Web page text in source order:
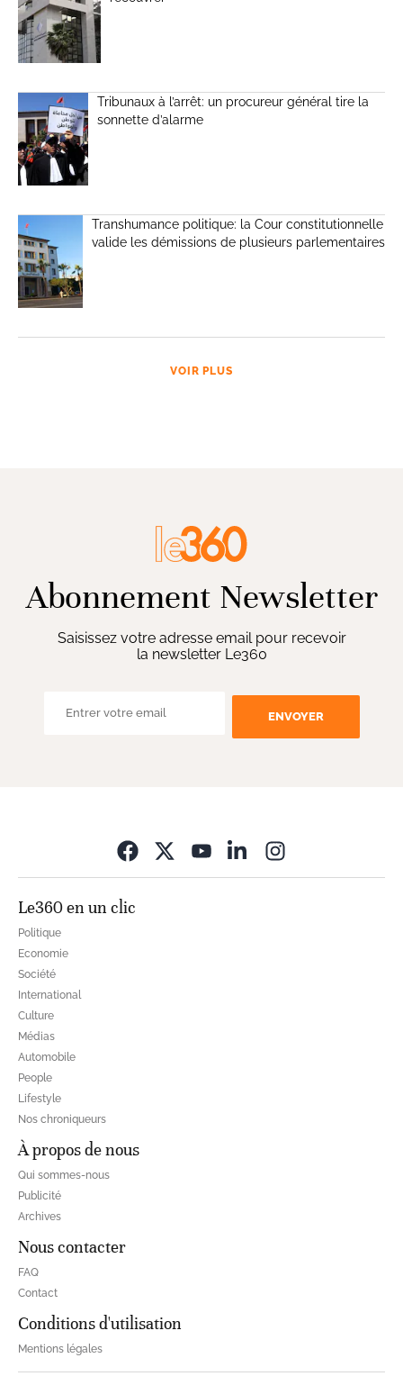
Tribunaux à l’arrêt: un procureur général tire la
sonnette d’alarme
Transhumance politique: la Cour constitutionnelle
valide les démissions de plusieurs parlementaires
VOIR PLUS
Abonnement Newsletter
Saisissez votre adresse email pour recevoir
la newsletter Le360
ENVOYER
Le360 en un clic
Politique
Economie
Société
International
Culture
Médias
Automobile
People
Lifestyle
Nos chroniqueurs
À propos de nous
Qui sommes-nous
Publicité
Archives
Nous contacter
FAQ
Contact
Conditions d'utilisation
Mentions légales